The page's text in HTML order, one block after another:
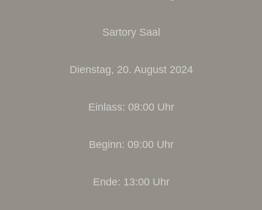
Sartory Saal
Dienstag, 20. August 2024
Einlass: 08:00 Uhr
Beginn: 09:00 Uhr
Ende: 13:00 Uhr